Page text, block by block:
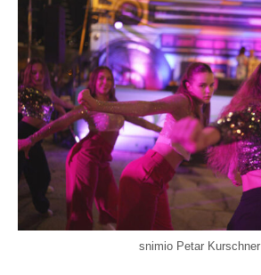
snimio Petar Kurschner